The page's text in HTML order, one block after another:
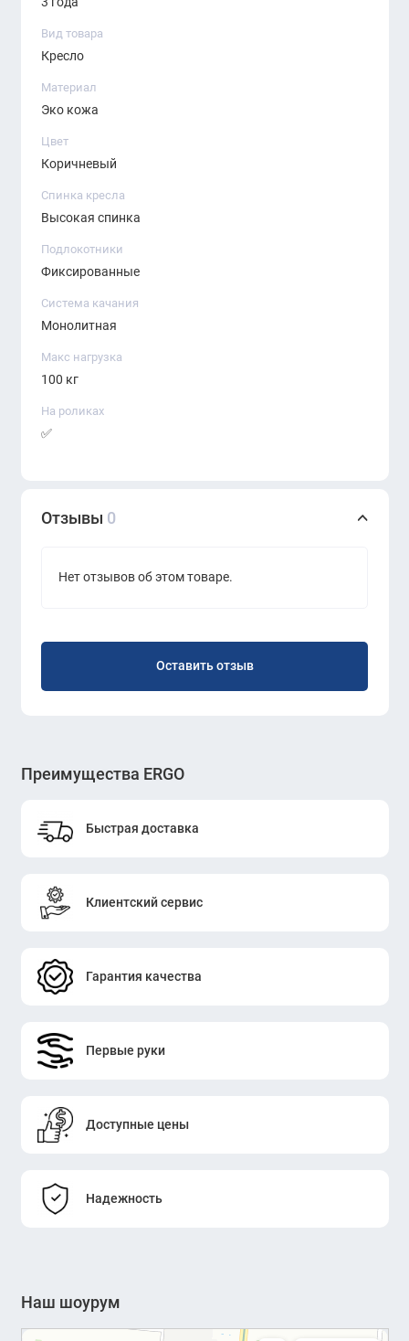
подголовником
Сиденье:
Газлифт (регулировка по высоте)
Механизм качания с фиксацией
Максимальная нагрузка:
Назначение:
Высокая дышащая спинка
Регулировка под рост и вес пользователя
Идеально для длительной работы
Вид товара
Кресло
Материал
Эко кожа
Цвет
Коричневый
Спинка кресла
Высокая спинка
Подлокотники
Фиксированные
Система качания
Монолитная
Макс нагрузка
100 кг
На роликах
✅
Отзывы 0
Нет отзывов об этом товаре.
Оставить отзыв
Преимущества ERGO
Быстрая доставка
Клиентский сервис
Гарантия качества
Первые руки
Доступные цены
Надежность
Наш шоурум